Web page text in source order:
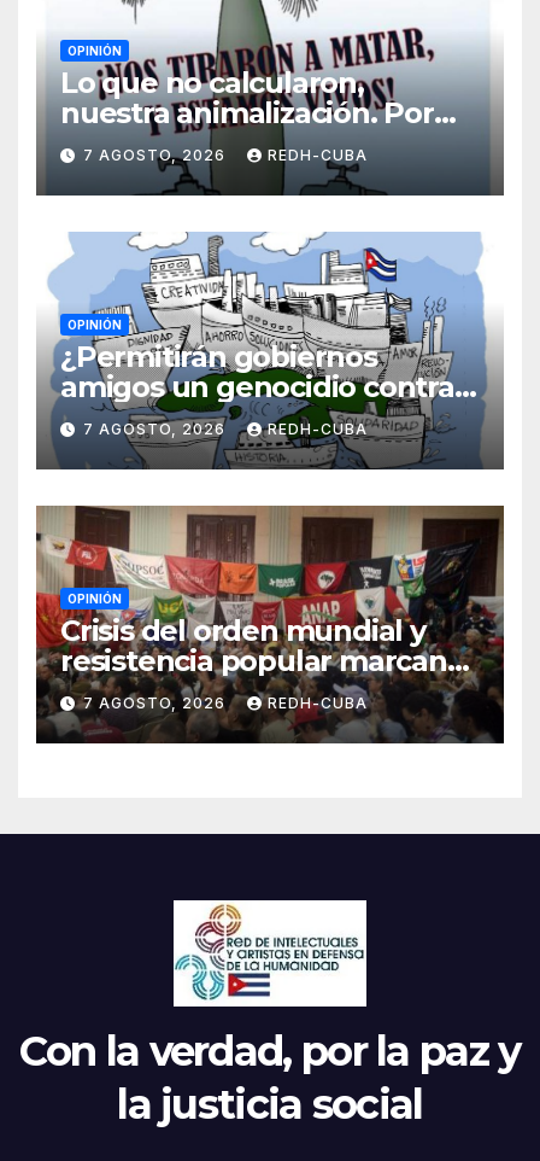
OPINIÓN
Lo que no calcularon,
nuestra animalización. Por
Laidi Fernández de Juan
7 AGOSTO, 2026 REDH-CUBA
OPINIÓN
¿Permitirán gobiernos
amigos un genocidio contra
Cuba? Por Hedelberto López
Blanch
7 AGOSTO, 2026 REDH-CUBA
OPINIÓN
Crisis del orden mundial y
resistencia popular marcan
el inicio de la IV Asamblea
Continental de ALBA
Movimientos en Cuba
7 AGOSTO, 2026 REDH-CUBA
Con la verdad, por la paz y
la justicia social